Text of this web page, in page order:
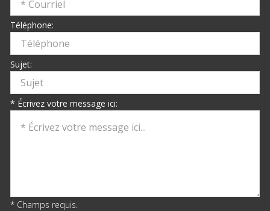
Téléphone:
Sujet:
* Écrivez votre message ici:
* Champs requis.